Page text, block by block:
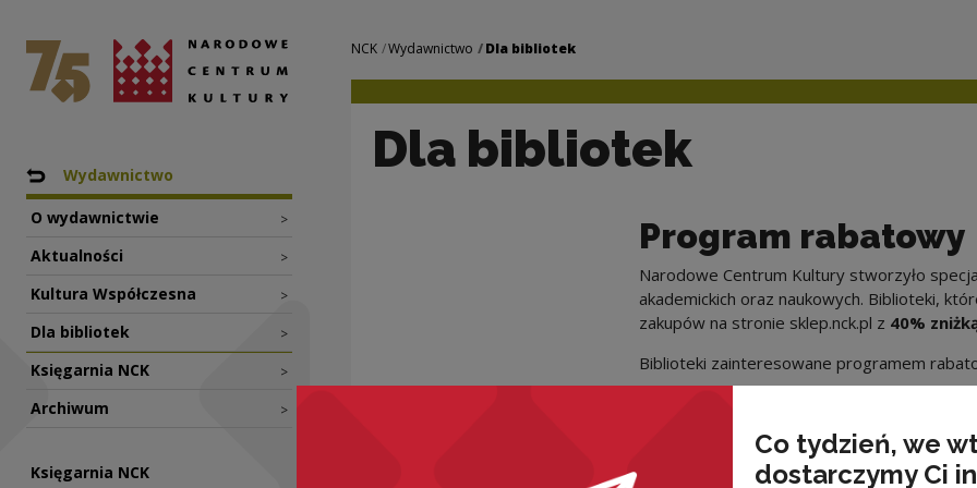
Dla bibliotek | Narodowe Centrum
Narodowe Centrum Kultury
Nawigacja
Powrót do: NCK
Wydawnictwo
O wydawnictwie >
Aktualności >
Kultura Współczesna >
Dla bibliotek >
Księgarnia NCK >
Archiwum >
Księgarnia NCK
Nawigacja
NCK Wydawnictwo Dla bibliotek
Dla bibliotek
Program rabatowy
Narodowe Centrum Kultury stworzyło
akademickich oraz naukowych. Biblioteki,
zakupów na stronie sklep.nck.pl z 40%
Biblioteki zainteresowane programem
lub pod
Co tydzień, we
dostarczymy Ci